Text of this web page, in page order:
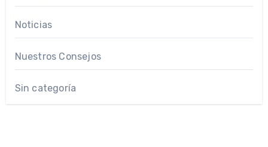
Noticias
Nuestros Consejos
Sin categoría